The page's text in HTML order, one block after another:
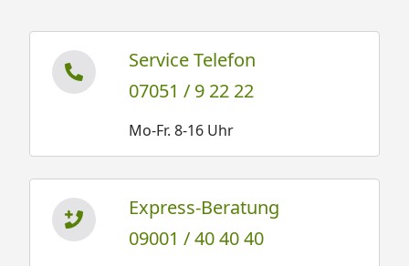
Service Telefon
07051 / 9 22 22
Mo-Fr. 8-16 Uhr
Express-Beratung
09001 / 40 40 40